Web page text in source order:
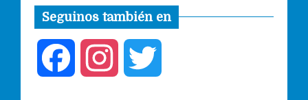
Seguinos también en